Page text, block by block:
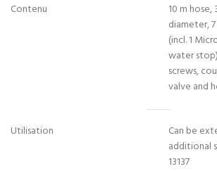
Contenu
10 m hose,
diameter,
(incl. 1
water
screws,
valve and
Utilisation
Can be
additional
13137